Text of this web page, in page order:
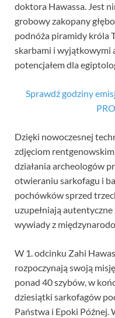
doktora Hawassa. Jest
grobowy zakopany
podnóża piramidy króla
skarbami i wyjątkowymi
potencjałem dla
Sprawdź godziny
Dzięki nowoczesnej
zdjęciom
działania archeologów
otwieraniu sarkofagu i
pochówków sprzed
uzupełniają
wywiady z
W 1. odcinku Zahi
rozpoczynają swoją
ponad 40 szybów, w
dziesiątki sarkofagów
Państwa i Epoki Późnej.